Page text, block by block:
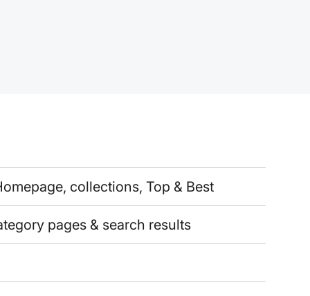
collections, Top & Best
pages & search results